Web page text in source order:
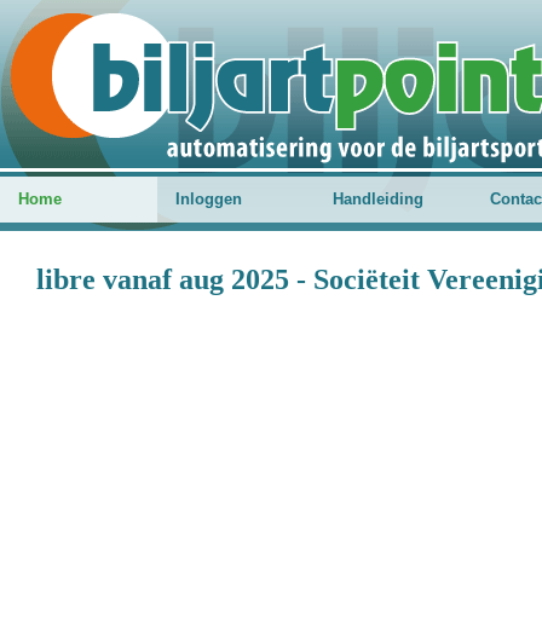
Home Inloggen Handleiding
libre vanaf aug 2025 - Sociëteit